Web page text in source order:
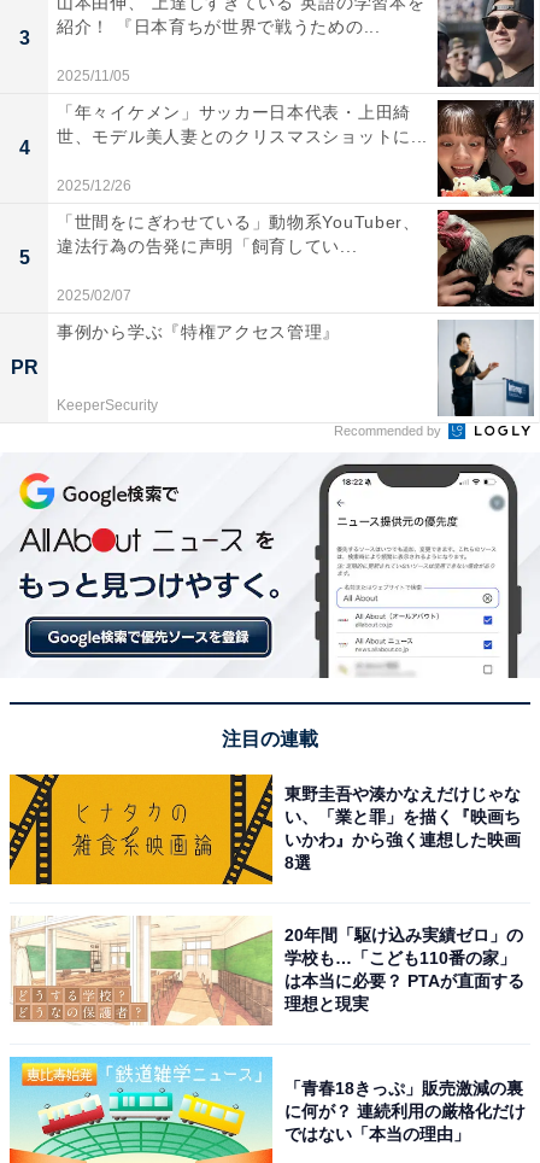
3
紹介！ 『日本育ちが世界で戦うための...
2025/11/05
4
「年々イケメン」サッカー日本代表・上田綺
世、モデル美人妻とのクリスマスショットに...
2025/12/26
5
「世間をにぎわせている」動物系YouTuber、
違法行為の告発に声明「飼育してい...
2025/02/07
PR
事例から学ぶ『特権アクセス管理』
KeeperSecurity
Recommended by
注目の連載
東野圭吾や湊かなえだけじゃな
い、「業と罪」を描く『映画ち
いかわ』から強く連想した映画
8選
20年間「駆け込み実績ゼロ」の
学校も…「こども110番の家」
は本当に必要？ PTAが直面する
理想と現実
「青春18きっぷ」販売激減の裏
に何が？ 連続利用の厳格化だけ
ではない「本当の理由」